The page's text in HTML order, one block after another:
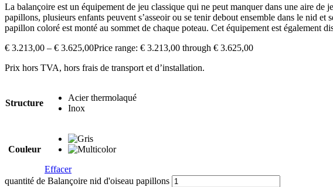
La balançoire est un équipement de jeu classique qui ne peut manquer dans une aire de
papillons, plusieurs enfants peuvent s’asseoir ou se tenir debout ensemble dans le nid
papillon coloré est monté au sommet de chaque poteau. Cet équipement est également
€ 3.213,00 – € 3.625,00Price range: € 3.213,00 through € 3.625,00
Prix hors TVA, hors frais de transport et d’installation.
Structure
Acier thermolaqué
Inox
Couleur
Effacer
quantité de Balançoire nid d'oiseau papillons